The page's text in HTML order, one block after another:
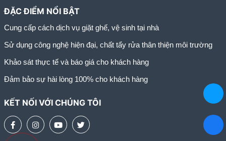
ĐẶC ĐIỂM NỔI BẬT
Cung cấp cách dịch vụ giặt ghế, vệ sinh tại nhà
Sử dụng công nghệ hiện đại, chất tẩy rửa thân thiện môi trường
Khảo sát thực tế và báo giá cho khách hàng
Đảm bảo sự hài lòng 100% cho khách hàng
KẾT NỐI VỚI CHÚNG TÔI